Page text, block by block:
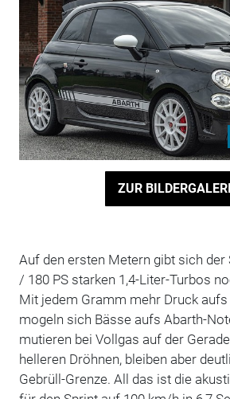
ZUR
Auf den ersten Metern gibt sich der
/ 180 PS starken 1,4-Liter-Turbos
Mit jedem Gramm mehr Druck aufs
mogeln sich Bässe aufs Abarth-
mutieren bei Vollgas auf der
helleren Dröhnen, bleiben aber
Gebrüll-Grenze. All das ist die